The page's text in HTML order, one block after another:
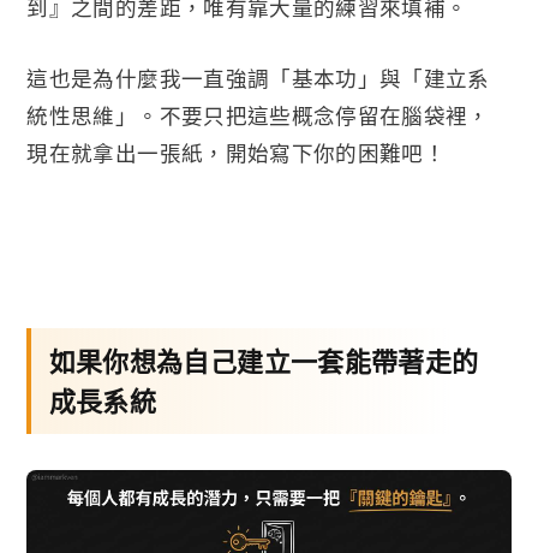
到』之間的差距，唯有靠大量的練習來填補。
這也是為什麼我一直強調「基本功」與「建立系
統性思維」。不要只把這些概念停留在腦袋裡，
現在就拿出一張紙，開始寫下你的困難吧！
如果你想為自己建立一套能帶著走的
成長系統